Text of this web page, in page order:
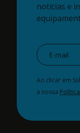
notícias e
Ao clicar em
a nossa